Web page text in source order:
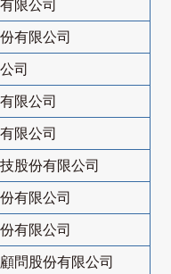
限公司
有限公司
司
限公司
限公司
股份有限公司
有限公司
有限公司
問股份有限公司